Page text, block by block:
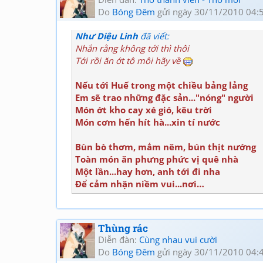
Do Bóng Đêm gửi ngày 30/11/2010
Như Diệu Linh đã viết:
Nhắn rằng không tới thì thôi
Tới rồi ăn ớt tô môi hãy về
Nếu tới Huế trong một chiều bảng lảng
Em sẽ trao những đặc sản..."nóng" người
Món ớt kho cay xé gió, kêu trời
Món cơm hến hít hà...xin tí nước
Bùn bò thơm, mắm nêm, bún thịt nướng
Toàn món ăn phưng phức vị quê nhà
Một lần...hay hơn, anh tới đi nha
Để cảm nhận niềm vui...nơi…
Thùng rác
Diễn đàn: Cùng nhau vui cười
Do Bóng Đêm gửi ngày 30/11/2010